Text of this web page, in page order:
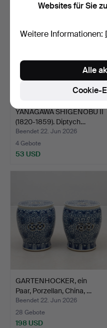
YANAGAWA SHIGENOBU II
(1820-1859). Diptych…
Beendet 22. Jun 2026
4 Gebote
53 USD
GARTENHOCKER, ein
Paar, Porzellan, China, …
Beendet 22. Jun 2026
28 Gebote
198 USD
Websites für Sie
Weitere Informationen:
Cookie-
Alle